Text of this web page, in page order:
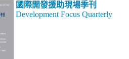
國際開發援助現場季刊
Development Focus Quarterly